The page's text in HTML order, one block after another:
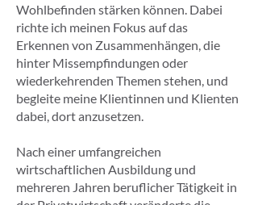
Wohlbefinden stärken können. Dabei
richte ich meinen Fokus auf das
Erkennen von Zusammenhängen, die
hinter Missempfindungen oder
wiederkehrenden Themen stehen, und
begleite meine Klientinnen und Klienten
dabei, dort anzusetzen.
Nach einer umfangreichen
wirtschaftlichen Ausbildung und
mehreren Jahren beruflicher Tätigkeit in